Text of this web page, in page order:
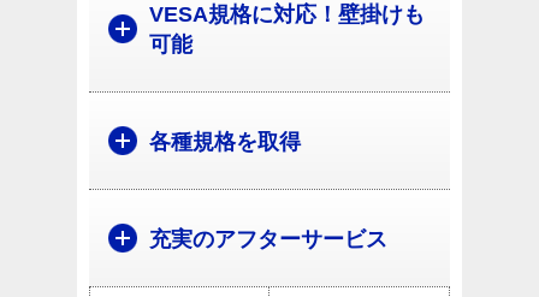
VESA規格に対応！壁掛けも
可能
各種規格を取得
充実のアフターサービス